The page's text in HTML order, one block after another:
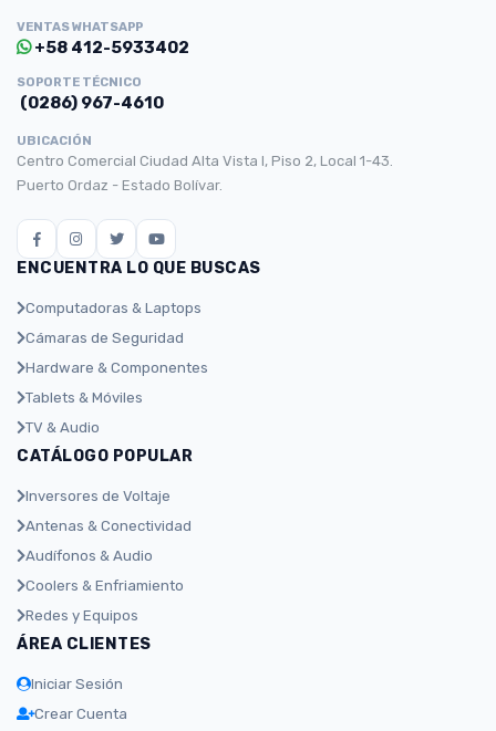
VENTAS WHATSAPP
+58 412-5933402
SOPORTE TÉCNICO
(0286) 967-4610
UBICACIÓN
Centro Comercial Ciudad Alta Vista I, Piso 2, Local 1-43.
Puerto Ordaz - Estado Bolívar.
ENCUENTRA LO QUE BUSCAS
Computadoras & Laptops
Cámaras de Seguridad
Hardware & Componentes
Tablets & Móviles
TV & Audio
CATÁLOGO POPULAR
Inversores de Voltaje
Antenas & Conectividad
Audífonos & Audio
Coolers & Enfriamiento
Redes y Equipos
ÁREA CLIENTES
Iniciar Sesión
Crear Cuenta